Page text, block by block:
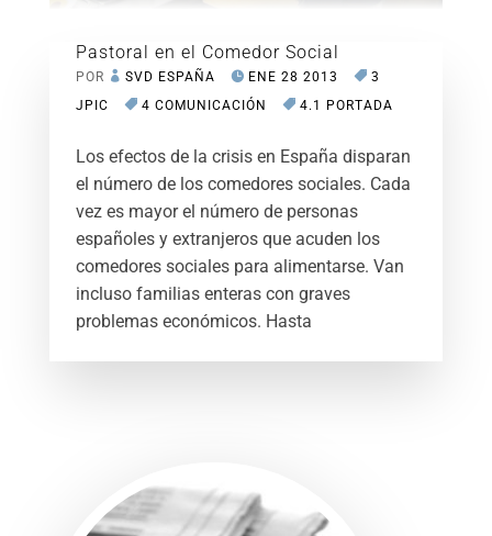
Pastoral en el Comedor Social
POR SVD ESPAÑA ENE 28 2013
3
JPIC
4 COMUNICACIÓN 4.1 PORTADA
Los efectos de la crisis en España disparan
el número de los comedores sociales. Cada
vez es mayor el número de personas
españoles y extranjeros que acuden los
comedores sociales para alimentarse. Van
incluso familias enteras con graves
problemas económicos. Hasta